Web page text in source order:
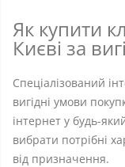
Як купити
Києві за
Спеціалізований
вигідні умови
інтернет у будь-
вибрати потрібні
від призначення.